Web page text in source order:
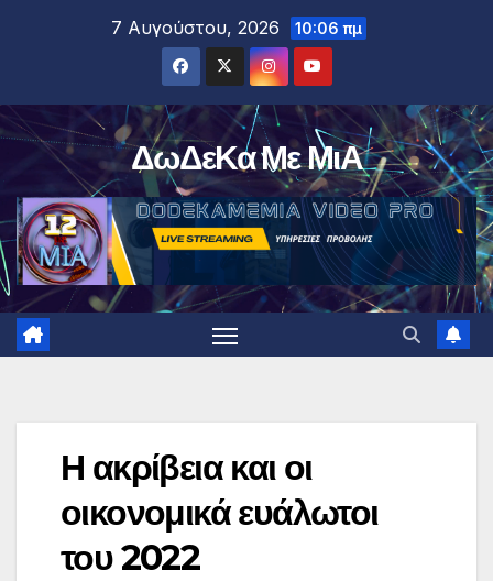
7 Αυγούστου, 2026 10:06 πμ
ΔωΔεΚα Με ΜιΑ
Η ακρίβεια και οι
οικονομικά ευάλωτοι
του 2022